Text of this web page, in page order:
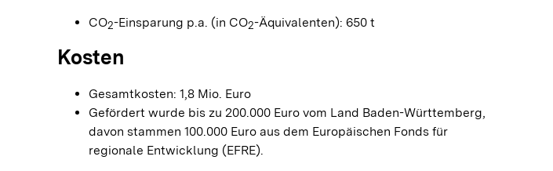
CO2-Einsparung p.a. (in CO2-Äquivalenten): 650 t
Kosten
Gesamtkosten: 1,8 Mio. Euro
Gefördert wurde bis zu 200.000 Euro vom Land Baden-Württemberg,
davon stammen 100.000 Euro aus dem Europäischen Fonds für
regionale Entwicklung (EFRE).